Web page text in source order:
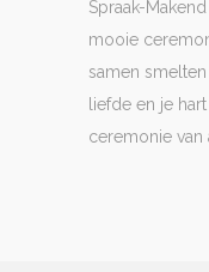
Spraak-
mooie
samen
liefde en je
ceremonie van